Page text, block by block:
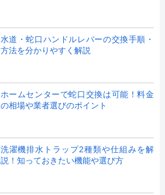
水道・蛇口ハンドルレバーの交換手順・
方法を分かりやすく解説
ホームセンターで蛇口交換は可能！料金
の相場や業者選びのポイント
洗濯機排水トラップ2種類や仕組みを解
説！知っておきたい機能や選び方